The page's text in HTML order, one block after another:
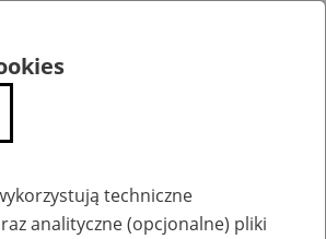
techniczne
analityczne (opcjonalne) pliki